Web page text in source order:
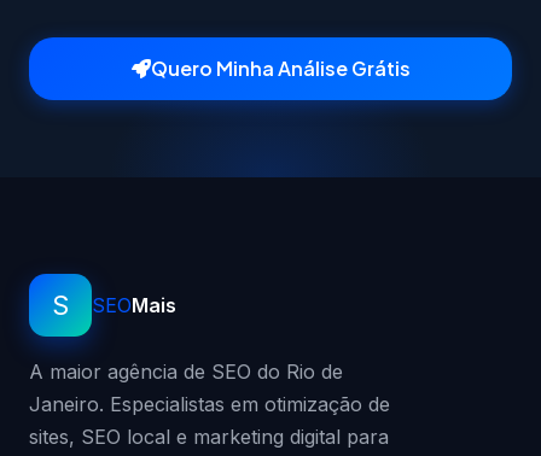
Quero Minha Análise Grátis
S SEOMais
A maior agência de SEO do Rio de
Janeiro. Especialistas em otimização de
sites, SEO local e marketing digital para